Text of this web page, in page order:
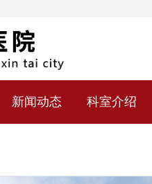
新闻动态 科室介绍